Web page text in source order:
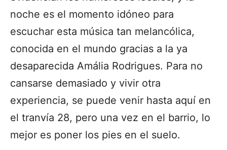
noche es el momento idóneo para
escuchar esta música tan melancólica,
conocida en el mundo gracias a la ya
desaparecida Amália Rodrigues. Para no
cansarse demasiado y vivir otra
experiencia, se puede venir hasta aquí en
el tranvía 28, pero una vez en el barrio, lo
mejor es poner los pies en el suelo.